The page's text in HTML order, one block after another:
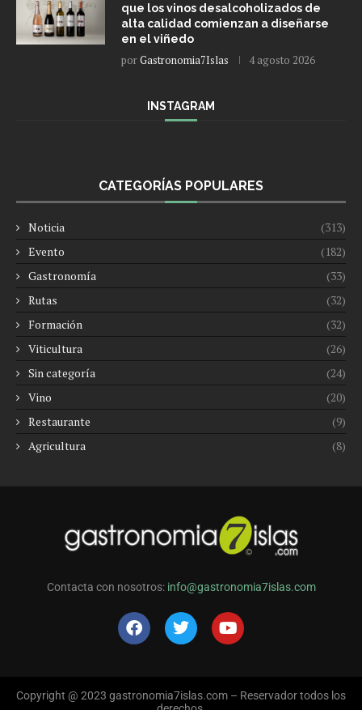
que los vinos desalcoholizados de
alta calidad comienzan a diseñarse
en el viñedo
porGastronomia7Islas 4 agosto 2026
INSTAGRAM
CATEGORÍAS POPULARES
Noticia
(313)
Evento
(182)
Gastronomía
(33)
Rutas
(32)
Formación
(32)
Viticultura
(26)
Sin categoría
(24)
Vino
(20)
Restaurante
(9)
Agricultura
(8)
Contacta con nosotros: info@gastronomia7islas.com
Copyright @ 2023 gastronomia7islas.com – Reservador todos los